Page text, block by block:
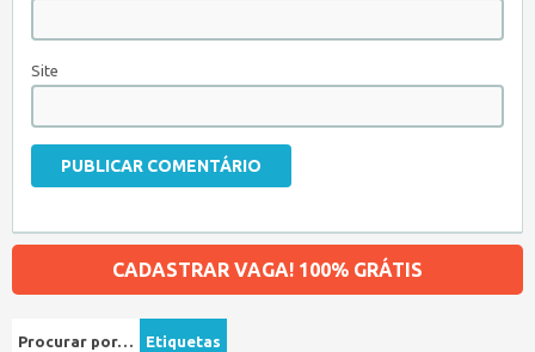
Site
CADASTRAR VAGA! 100% GRÁTIS
Procurar por… Etiquetas